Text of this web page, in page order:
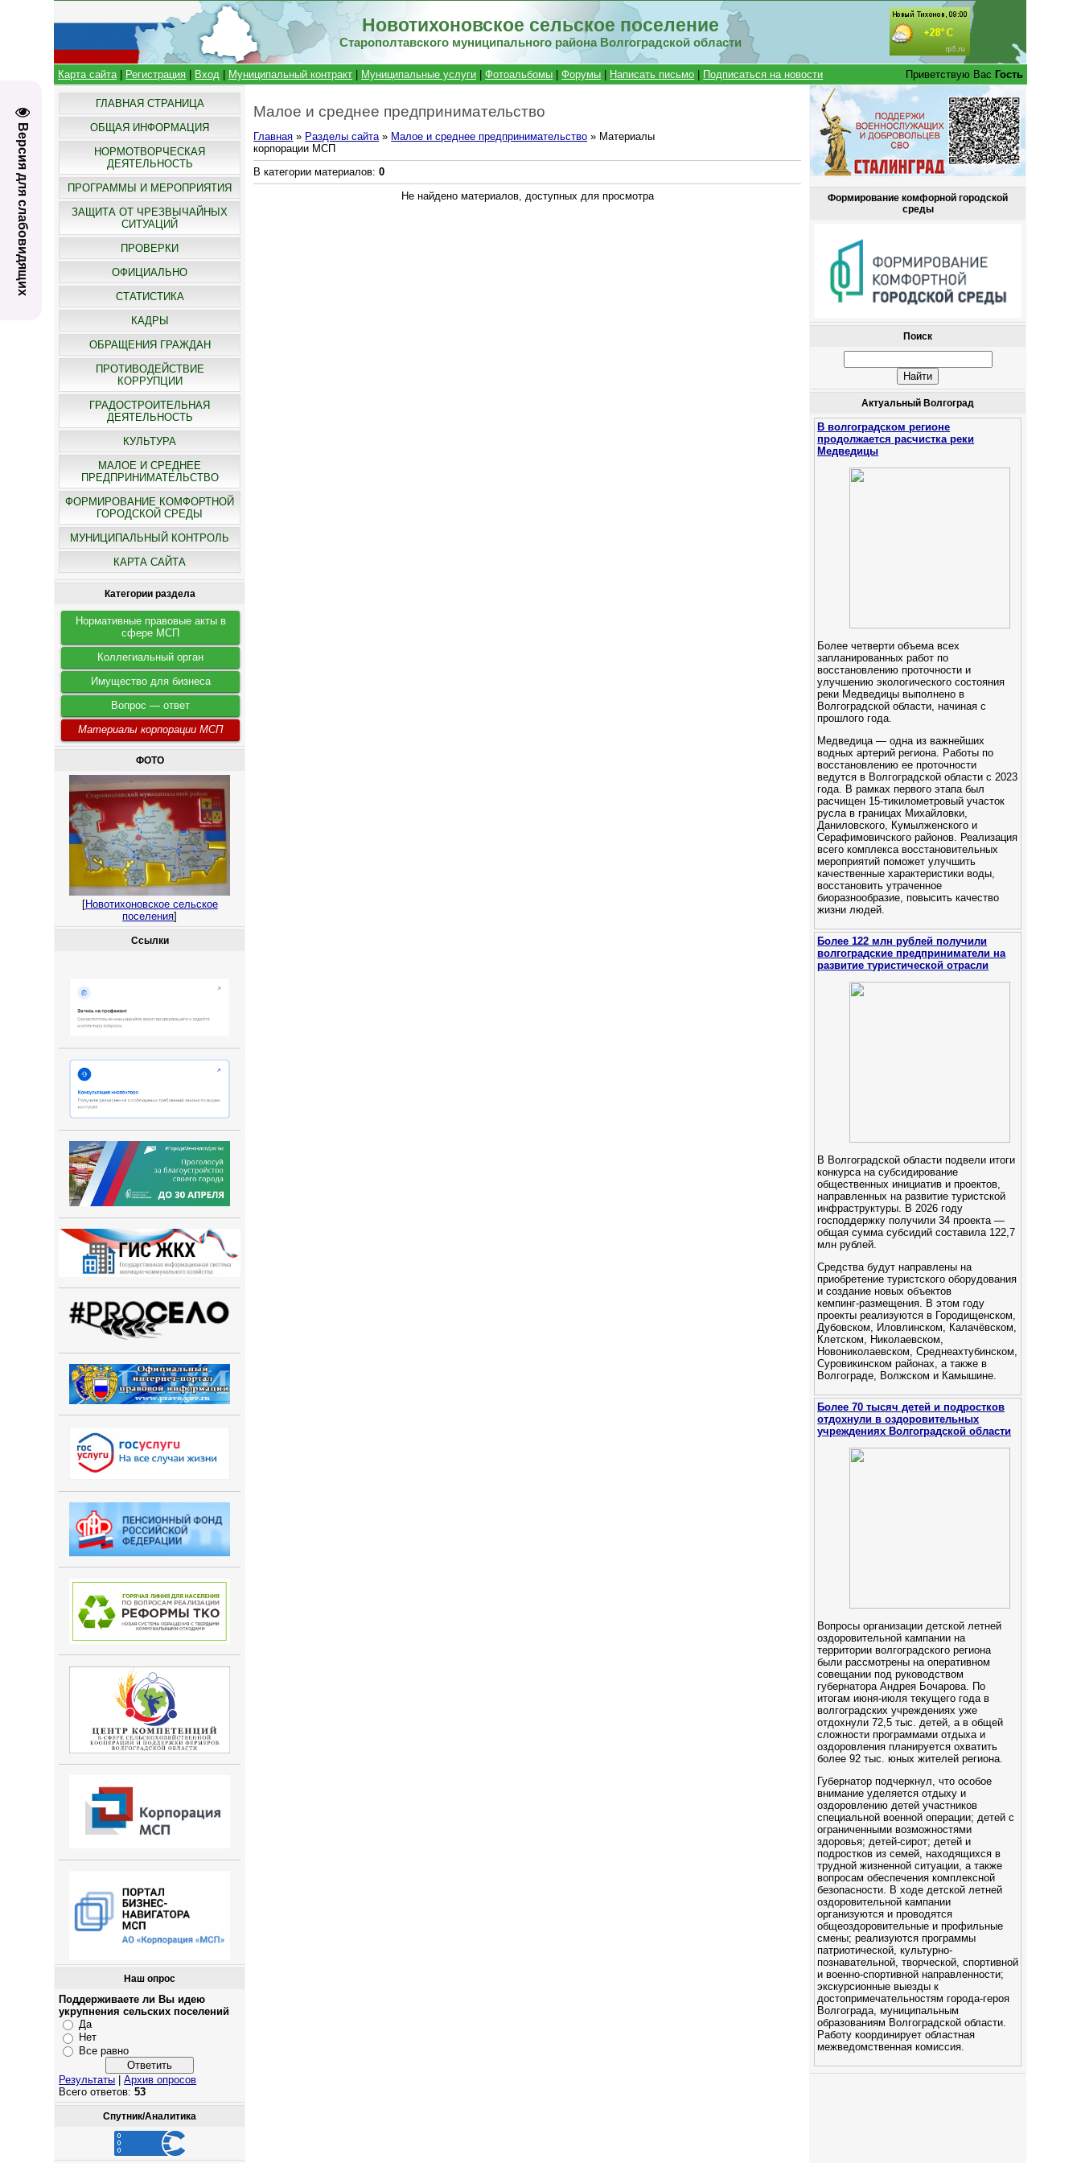
Версия для слабовидящих
Новотихоновское сельское поселение
Старополтавского муниципального района Волгоградской области
Карта сайта| Регистрация Вход Муниципальный контракт Муниципальные услуги |Фотоальбомы |Форумы Написать письмо Подписаться на новости Приветствую Вас Гость
ГЛАВНАЯ СТРАНИЦА
ОБЩАЯ ИНФОРМАЦИЯ
НОРМОТВОРЧЕСКАЯ
ДЕЯТЕЛЬНОСТЬ
ПРОГРАММЫ И МЕРОПРИЯТИЯ
ЗАЩИТА ОТ ЧРЕЗВЫЧАЙНЫХ
СИТУАЦИЙ
ПРОВЕРКИ
ОФИЦИАЛЬНО
СТАТИСТИКА
КАДРЫ
ОБРАЩЕНИЯ ГРАЖДАН
ПРОТИВОДЕЙСТВИЕ
КОРРУПЦИИ
ГРАДОСТРОИТЕЛЬНАЯ
ДЕЯТЕЛЬНОСТЬ
КУЛЬТУРА
МАЛОЕ И СРЕДНЕЕ
ПРЕДПРИНИМАТЕЛЬСТВО
ФОРМИРОВАНИЕ КОМФОРТНОЙ
ГОРОДСКОЙ СРЕДЫ
МУНИЦИПАЛЬНЫЙ КОНТРОЛЬ
КАРТА САЙТА
Категории раздела
Нормативные правовые акты в
сфере МСП
Коллегиальный орган
Имущество для бизнеса
Вопрос — ответ
Материалы корпорации МСП
ФОТО
[Новотихоновское сельское
поселения]
Ссылки
Наш опрос
Поддерживаете ли Вы идею
укрупнения сельских поселений
Да
Нет
Все равно
Результаты |Архив опросов
Всего ответов:53
Спутник/Аналитика
Малое и среднее предпринимательство
Главная » Разделы сайта» Малое и среднее предпринимательство » Материалы
корпорации МСП
В категории материалов:0
Не найдено материалов, доступных для просмотра
Формирование комфорной городской
среды
Поиск
Актуальный Волгоград
В волгоградском регионе
продолжается расчистка реки
Медведицы
Более четверти объема всех
запланированных работ по
восстановлению проточности и
улучшению экологического состояния
реки Медведицы выполнено в
Волгоградской области, начиная с
прошлого года.
Медведица — одна из важнейших
водных артерий региона. Работы по
восстановлению ее проточности
ведутся в Волгоградской области с 2023
года. В рамках первого этапа был
расчищен 15-тикилометровый участок
русла в границах Михайловки,
Даниловского, Кумылженского и
Серафимовичского районов. Реализация
всего комплекса восстановительных
мероприятий поможет улучшить
качественные характеристики воды,
восстановить утраченное
биоразнообразие, повысить качество
жизни людей.
Более 122 млн рублей получили
волгоградские предприниматели на
развитие туристической отрасли
В Волгоградской области подвели итоги
конкурса на субсидирование
общественных инициатив и проектов,
направленных на развитие туристской
инфраструктуры. В 2026 году
господдержку получили 34 проекта —
общая сумма субсидий составила 122,7
млн рублей.
Средства будут направлены на
приобретение туристского оборудования
и создание новых объектов
кемпинг‑размещения. В этом году
проекты реализуются в Городищенском,
Дубовском, Иловлинском, Калачёвском,
Клетском, Николаевском,
Новониколаевском, Среднеахтубинском,
Суровикинском районах, а также в
Волгограде, Волжском и Камышине.
Более 70 тысяч детей и подростков
отдохнули в оздоровительных
учреждениях Волгоградской области
Вопросы организации детской летней
оздоровительной кампании на
территории волгоградского региона
были рассмотрены на оперативном
совещании под руководством
губернатора Андрея Бочарова. По
итогам июня-июля текущего года в
волгоградских учреждениях уже
отдохнули 72,5 тыс. детей, а в общей
сложности программами отдыха и
оздоровления планируется охватить
более 92 тыс. юных жителей региона.
Губернатор подчеркнул, что особое
внимание уделяется отдыху и
оздоровлению детей участников
специальной военной операции; детей с
ограниченными возможностями
здоровья; детей-сирот; детей и
подростков из семей, находящихся в
трудной жизненной ситуации, а также
вопросам обеспечения комплексной
безопасности. В ходе детской летней
оздоровительной кампании
организуются и проводятся
общеоздоровительные и профильные
смены; реализуются программы
патриотической, культурно-
познавательной, творческой, спортивной
и военно-спортивной направленности;
экскурсионные выезды к
достопримечательностям города-героя
Волгограда, муниципальным
образованиям Волгоградской области.
Работу координирует областная
межведомственная комиссия.